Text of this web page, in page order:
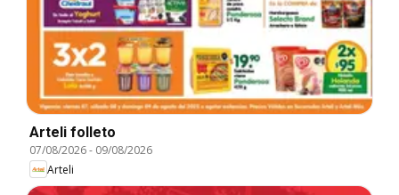
Arteli folleto
07/08/2026- 09/08/2026
Arteli